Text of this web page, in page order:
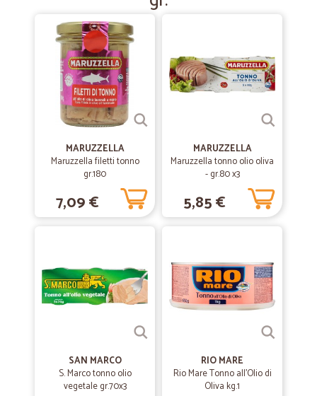
MARUZZELLA
Maruzzella filetti tonno
gr.180
7,09 €
MARUZZELLA
Maruzzella tonno olio oliva
- gr.80 x3
5,85 €
SAN MARCO
S. Marco tonno olio
vegetale gr.70x3
RIO MARE
Rio Mare Tonno all'Olio di
Oliva kg.1